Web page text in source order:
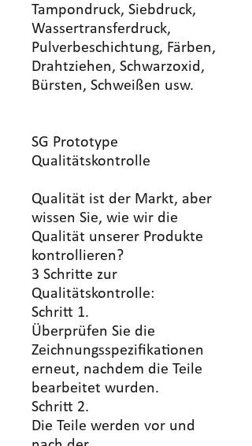
Tampondruck, Siebdruck,
Wassertransferdruck,
Pulverbeschichtung, Färben,
Drahtziehen, Schwarzoxid,
Bürsten, Schweißen usw.
SG Prototype
Qualitätskontrolle
Qualität ist der Markt, aber
wissen Sie, wie wir die
Qualität unserer Produkte
kontrollieren?
3 Schritte zur
Qualitätskontrolle:
Schritt 1.
Überprüfen Sie die
Zeichnungsspezifikationen
erneut, nachdem die Teile
bearbeitet wurden.
Schritt 2.
Die Teile werden vor und